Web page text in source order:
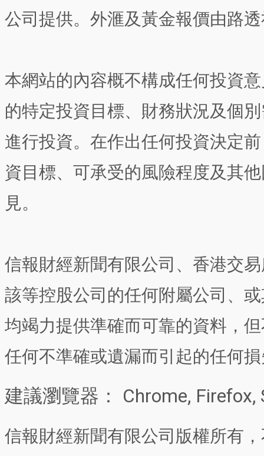
公司提供。外滙及黃金報價由路
本網站的內容概不構成任何投資
的特定投資目標、財務狀況及個
進行投資。在作出任何投資決定
資目標、可承受的風險程度及其
見。
信報財經新聞有限公司、香港交
該等控股公司的任何附屬公司、
均竭力提供準確而可靠的資料，
任何不準確或遺漏而引起的任何
建議瀏覽器： Chrome, Firefox,
信報財經新聞有限公司版權所有